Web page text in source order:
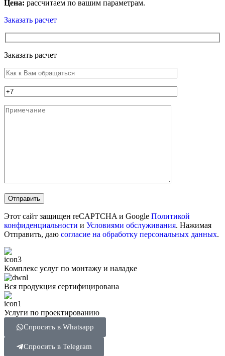
Цена: рассчитаем по вашим параметрам.
Заказать расчет
Заказать расчет
Этот сайт защищен reCAPTCHA и Google Политикой
конфиденциальности и Условиями обслуживания. Нажимая
Отправить, даю согласие на обработку персональных данных.
Комплекс услуг по монтажу и наладке
Вся продукция сертифицирована
Услуги по проектированию
Спросить в Whatsapp
Спросить в Telegram